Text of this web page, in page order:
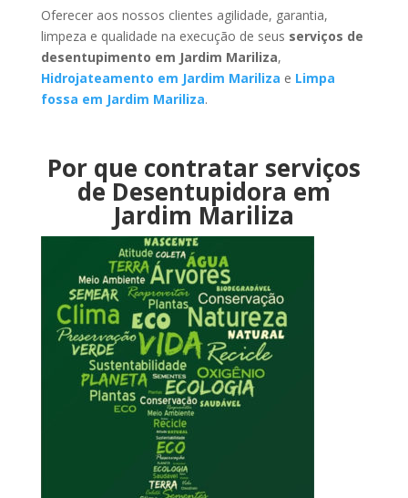
Oferecer aos nossos clientes agilidade, garantia,
limpeza e qualidade na execução de seus serviços de
desentupimento em Jardim Mariliza,
Hidrojateamento em Jardim Mariliza e Limpa
fossa em Jardim Mariliza.
Por que contratar serviços
de Desentupidora em
Jardim Mariliza